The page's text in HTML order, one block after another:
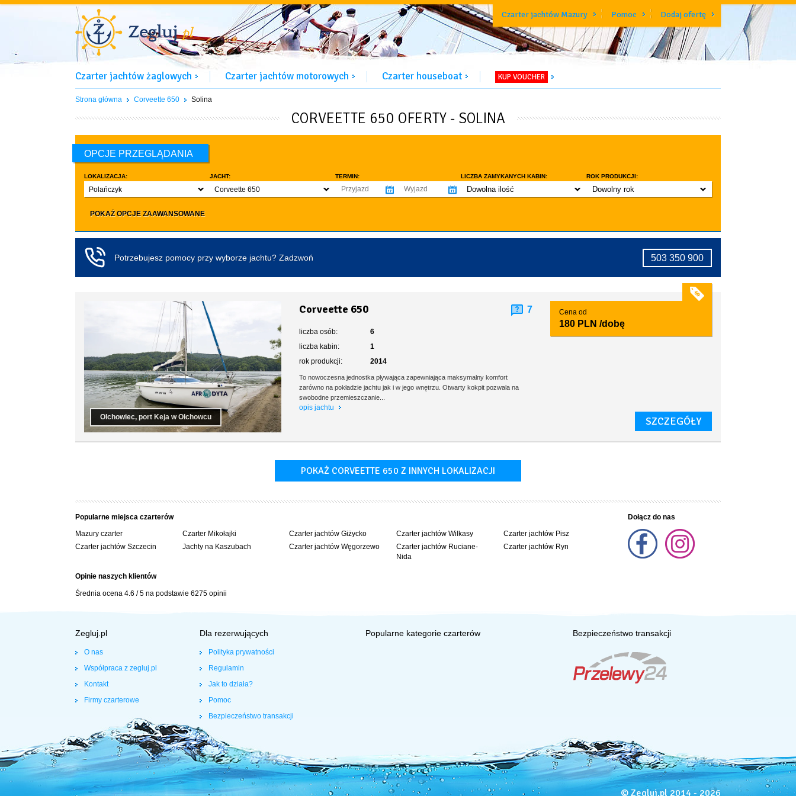
Czarter jachtów Mazury Pomoc Dodaj ofertę
Czarter jachtów żaglowych Czarter jachtów motorowych Czarter houseboat KUP VOUCHER
Strona główna Corveette 650 Solina
CORVEETTE 650 OFERTY - SOLINA
OPCJE PRZEGLĄDANIA
LOKALIZACJA:
Polańczyk
JACHT:
Corveette 650
TERMIN: LICZBA ZAMYKANYCH KABIN:
Dowolna ilość
co najmniej 3
ROK PRODUKCJI:
Dowolny rok
do 10 lat
LICZBA OSÓB:
co najmniej 4
co najmniej 5
co najmniej 6
co najmniej 7
Czarter bez patentu / licencji
Koło sterowe
Lodówka
Flybridge
POKAŻ OPCJE ZAAWANSOWANE
Potrzebujesz pomocy przy wyborze jachtu? Zadzwoń 503 350 900
Olchowiec, port Keja w Olchowcu
Corveette 650 7
liczba osób:
6
liczba kabin:
1
rok produkcji:
2014
To nowoczesna jednostka pływająca zapewniająca maksymalny komfort
zarówno na pokładzie jachtu jak i w jego wnętrzu. Otwarty kokpit pozwala na
swobodne przemieszczanie...
opis jachtu
Cena od
180 PLN /dobę
SZCZEGÓŁY
POKAŻ CORVEETTE 650 Z INNYCH LOKALIZACJI
Popularne miejsca czarterów
Mazury czarter
Czarter jachtów Szczecin
Czarter Mikołajki
Jachty na Kaszubach
Czarter jachtów Giżycko
Czarter jachtów Węgorzewo
Czarter jachtów Wilkasy
Czarter jachtów Ruciane-
Nida
Czarter jachtów Pisz
Czarter jachtów Ryn
Opinie naszych klientów
Średnia ocena 4.6 /5 na podstawie 6275 opinii
Dołącz do nas
Zegluj.pl
O nas
Współpraca z zegluj.pl
Kontakt
Firmy czarterowe
Dla rezerwujących
Polityka prywatności
Regulamin
Jak to działa?
Pomoc
Bezpieczeństwo transakcji
Popularne kategorie czarterów Bezpieczeństwo transakcji
© Zegluj.pl 2014 - 2026